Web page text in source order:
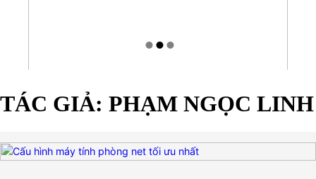
TÁC GIẢ: PHẠM NGỌC LINH